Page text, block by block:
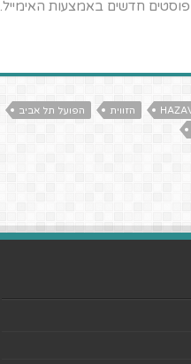
פוסטים חדשים באמצעות האימייל.
הזווית הפועל תל אביב